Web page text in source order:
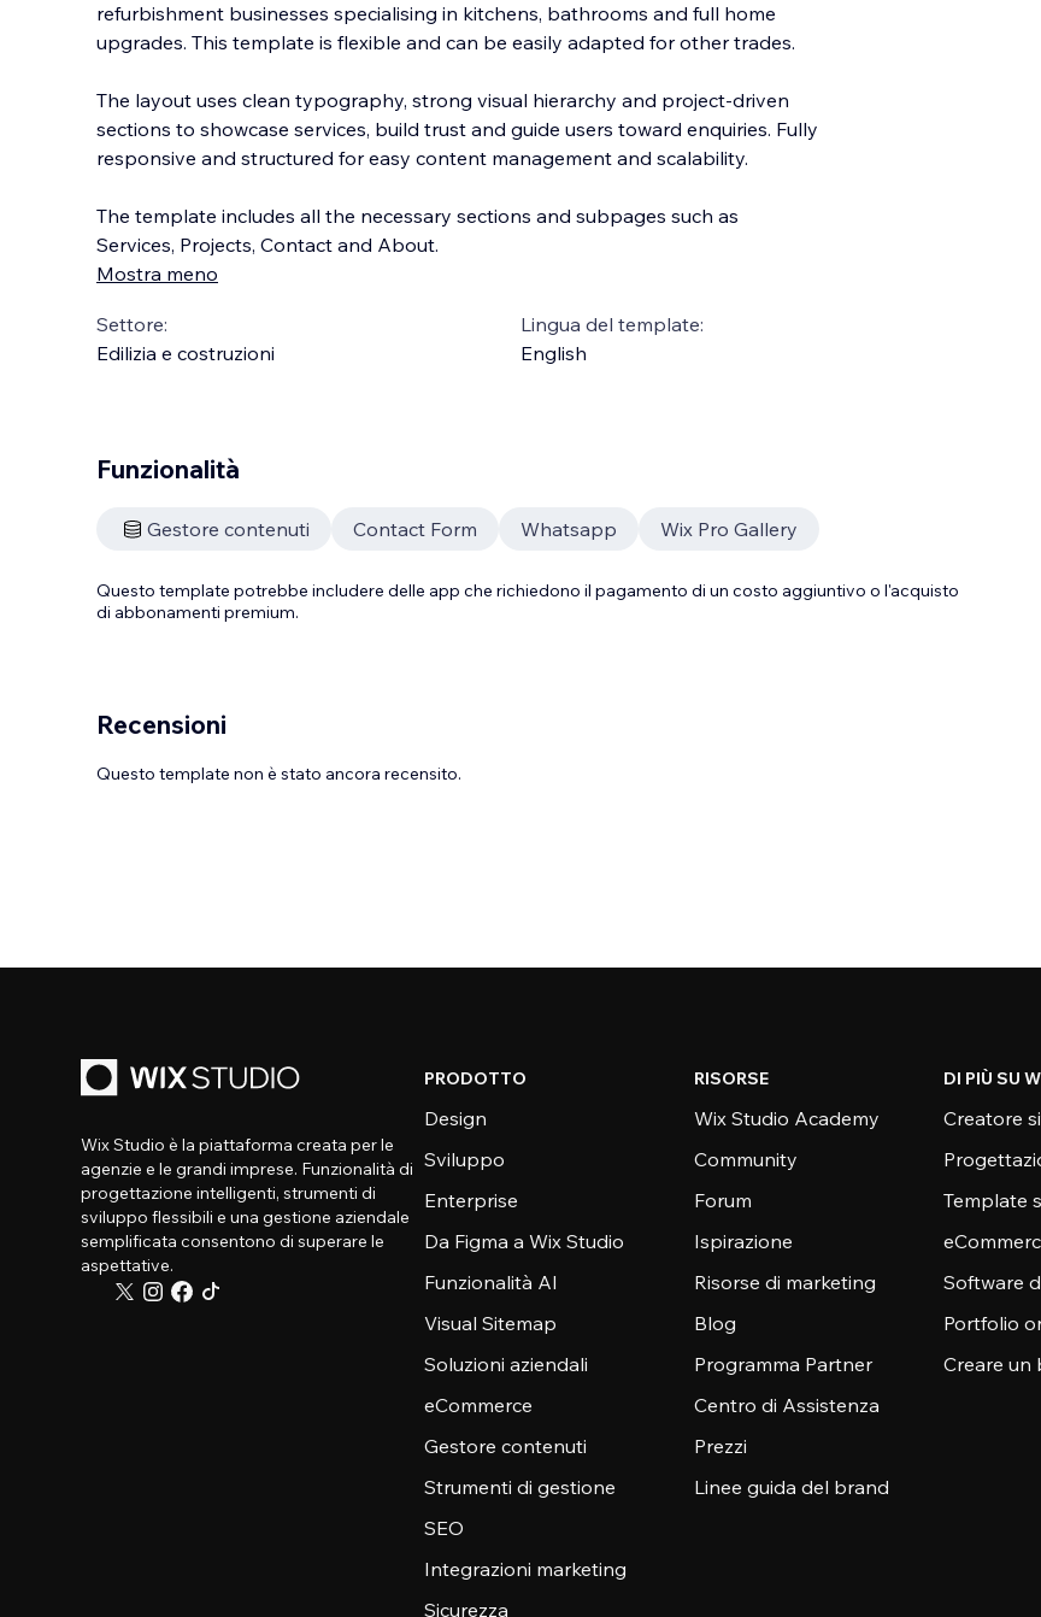
refurbishment businesses specialising in kitchens, bathrooms and full home
upgrades. This template is flexible and can be easily adapted for other trades.
The layout uses clean typography, strong visual hierarchy and project-driven
sections to showcase services, build trust and guide users toward enquiries. Fully
responsive and structured for easy content management and scalability.
The template includes all the necessary sections and subpages such as
Services, Projects, Contact and About.
Mostra meno
Settore:
Edilizia e costruzioni
Lingua del template:
English
Funzionalità
Gestore contenuti Contact Form Whatsapp Wix Pro Gallery
Questo template potrebbe includere delle app che richiedono il pagamento di un costo aggiuntivo o l'acquisto
di abbonamenti premium.
Recensioni
Questo template non è stato ancora recensito.
Wix Studio è la piattaforma creata per le
agenzie e le grandi imprese. Funzionalità di
progettazione intelligenti, strumenti di
sviluppo flessibili e una gestione aziendale
semplificata consentono di superare le
aspettative.
PRODOTTO
Design
Sviluppo
Enterprise
Da Figma a Wix Studio
Funzionalità AI
Visual Sitemap
Soluzioni aziendali
eCommerce
Gestore contenuti
Strumenti di gestione
SEO
Integrazioni marketing
Sicurezza
RISORSE
Wix Studio Academy
Community
Forum
Ispirazione
Risorse di marketing
Blog
Programma Partner
Centro di Assistenza
Prezzi
Linee guida del brand
DI PIÙ SU
Creatore
Template
Software
Portfolio
Creare un